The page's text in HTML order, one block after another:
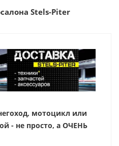
Stels-Piter
мотоцикл или
- не просто, а ОЧЕНЬ